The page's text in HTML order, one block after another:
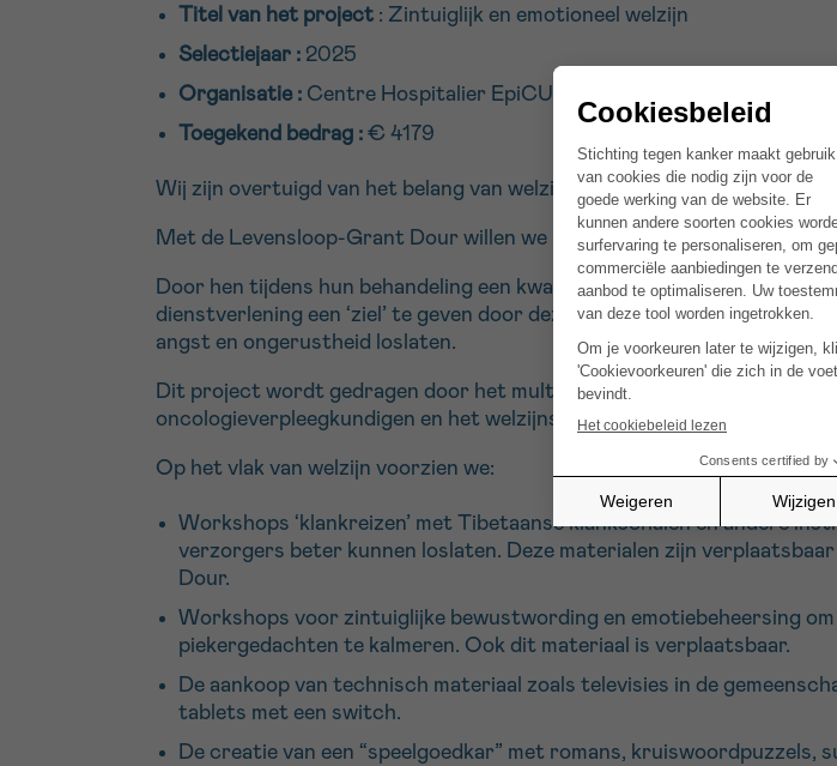
Titel van het project : Zintuiglijk en emotioneel welzijn
Selectiejaar : 2025
Organisatie : Centre Hospitalier EpiCURA – site Hornu
Toegekend bedrag : € 4179
Wij zijn overtuigd van het belang van welzijn voor oncologische
Met de Levensloop-Grant Dour willen we het zorgaanbod uitbreiden,
Door hen tijdens hun behandeling een kwalitatief moment te bieden
dienstverlening een ‘ziel’ te geven door deze esthetisch te
angst en ongerustheid loslaten.
Dit project wordt gedragen door het multidisciplinaire team van de
oncologieverpleegkundigen en het welzijnsteam (verpleegkundige en
Op het vlak van welzijn voorzien we:
Workshops ‘klankreizen’ met Tibetaanse klankschalen en andere
verzorgers beter kunnen loslaten. Deze materialen zijn
Dour.
Workshops voor zintuiglijke bewustwording en emotiebeheersing
piekergedachten te kalmeren. Ook dit materiaal is verplaatsbaar.
De aankoop van technisch materiaal zoals televisies in de
tablets met een switch.
De creatie van een “speelgoedkar” met romans, kruiswoordpuzzels,